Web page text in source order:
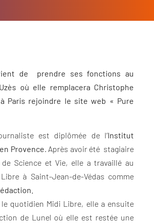
de prendre ses fonctions au
où elle remplacera Christophe
à Paris rejoindre le site web « Pure
est diplômée de l’Institut
Provence. Après avoir été stagiaire
Science et Vie, elle a travaillé au
à Saint-Jean-de-Védas comme
quotidien Midi Libre, elle a ensuite
de Lunel où elle est restée une